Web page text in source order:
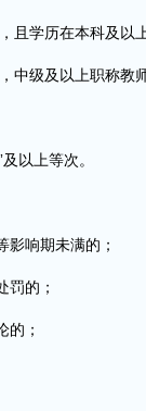
且学历在本科及以
级及以上职称教
以上等次。
影响期未满的；
罚的；
的；